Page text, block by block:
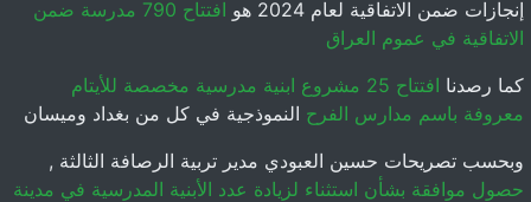
إنجازات ضمن الاتفاقية لعام 2024 هو
افتتاح 790 مدرسة ضمن
الاتفاقية في عموم العراق
كما رصدنا
افتتاح 25 مشروع ابنية مدرسية مخصصة للأيتام
معروفة باسم مدارس الفرح النموذجية في كل من بغداد وميسان
وبحسب تصريحات حسين العبودي مدير تربية الرصافة الثالثة ,
حصول موافقة بشأن استثناء لزيادة عدد الأبنية المدرسية في مدينة